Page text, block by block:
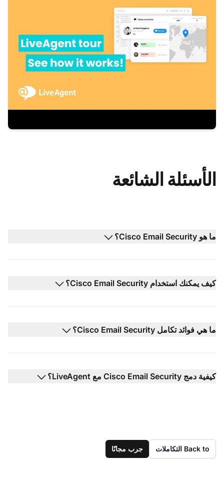
الأسئلة الشائعة
ما هو Cisco Email Security؟
كيف يمكنك استخدام Cisco Email Security؟
ما هي فوائد تكامل Cisco Email Security؟
كيفية دمج Cisco Email Security مع LiveAgent؟
Back to التكاملات جرب مجانًا